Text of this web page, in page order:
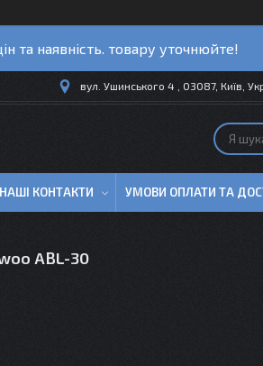
та наявність. товару уточнюйте!
вул. Ушинського 4 , 03087, Київ,
НАШІ КОНТАКТИ УМОВИ ОПЛАТИ ТА
ABL-30